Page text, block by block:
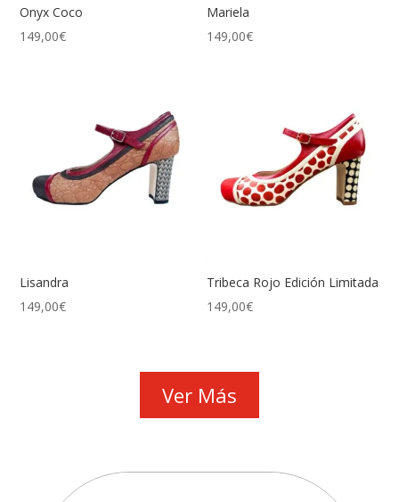
Onyx Coco
149,00€
Mariela
149,00€
Lisandra
149,00€
Tribeca Rojo Edición Limitada
149,00€
Ver Más